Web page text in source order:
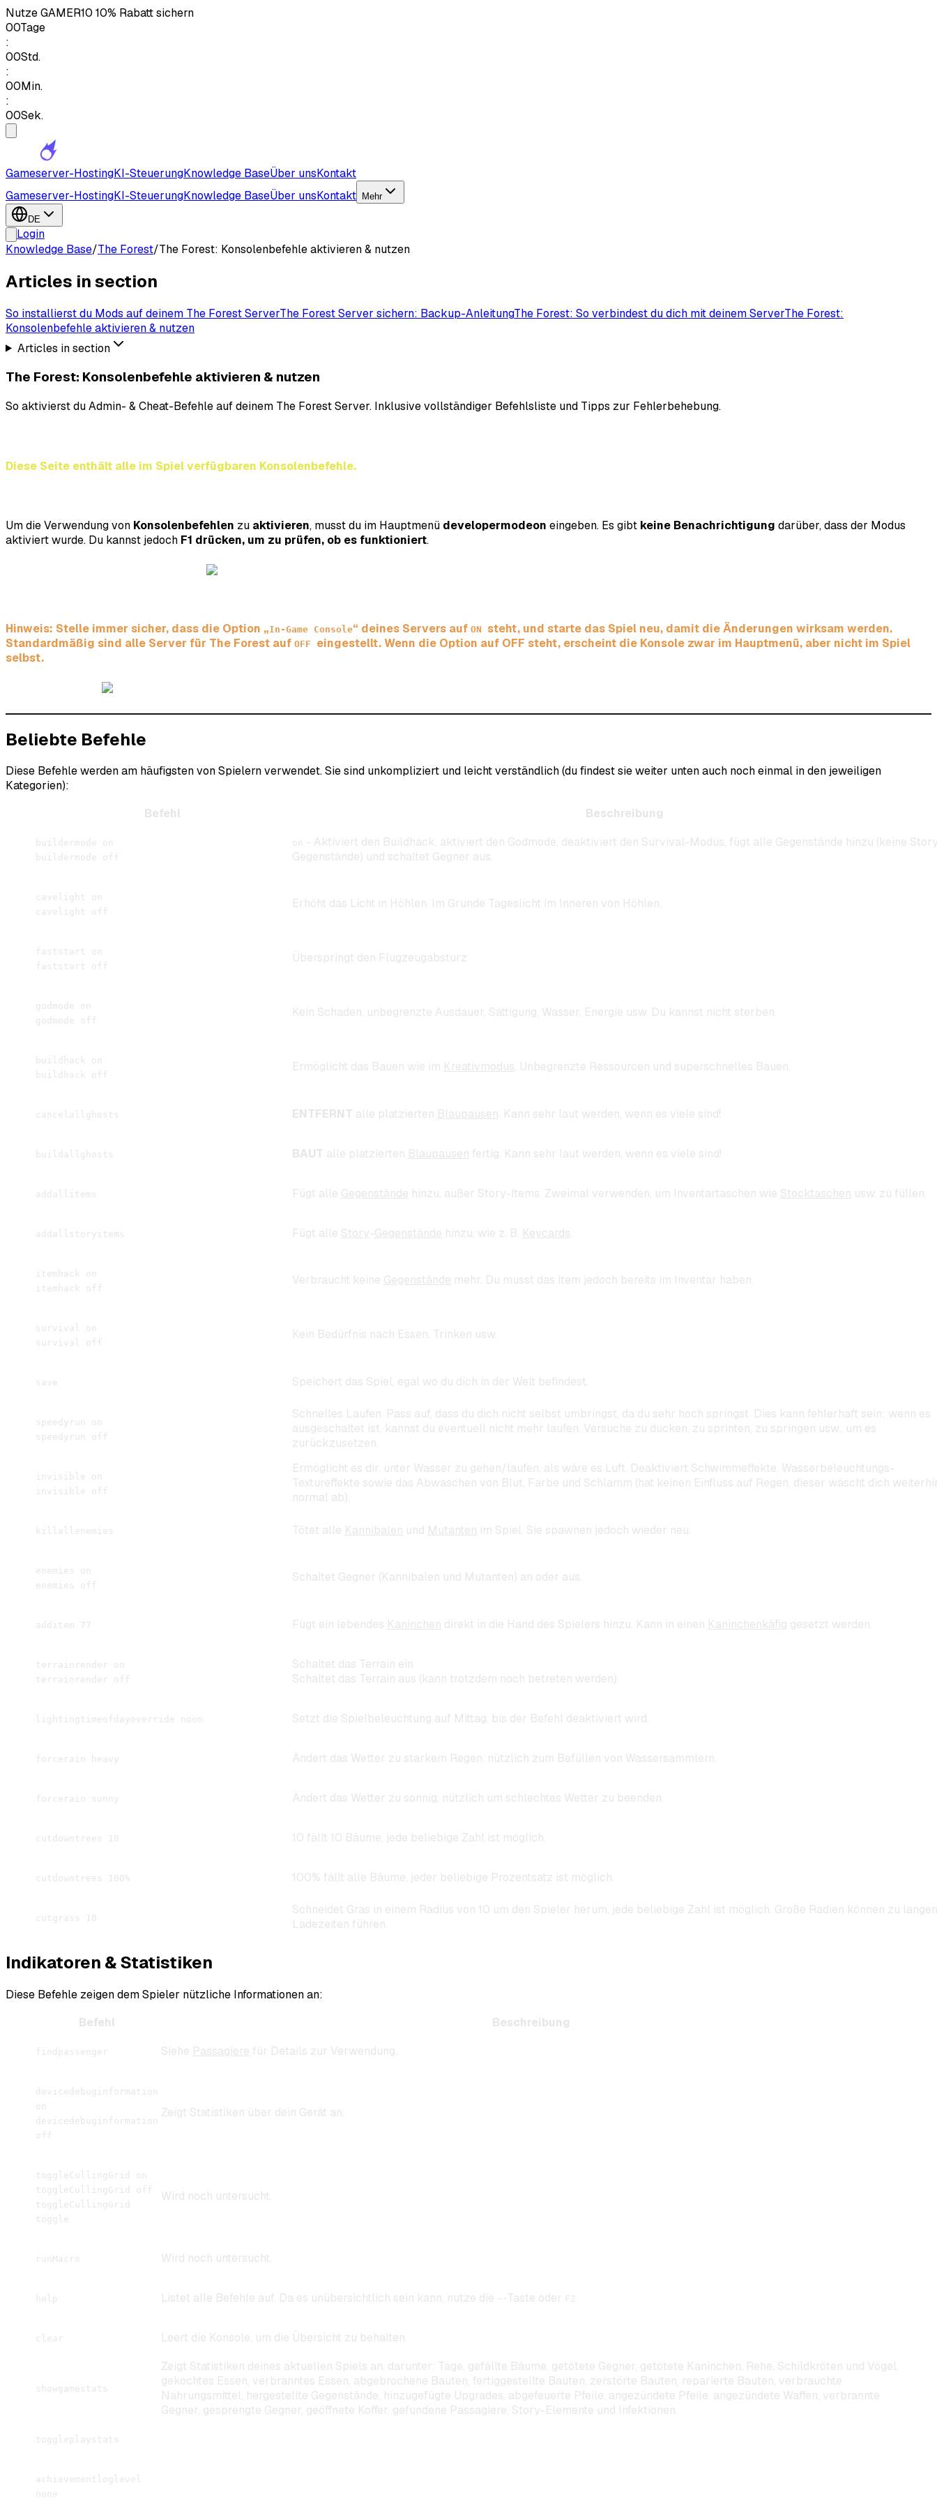
NutzeGAMER10 10% Rabatt sichern
00Tage
:
00Std.
:
00Min.
:
00Sek.
Gameserver-HostingKI-SteuerungKnowledge BaseÜber unsKontakt
Gameserver-HostingKI-SteuerungKnowledge BaseÜber unsKontakt Mehr
DE
Login
Knowledge Base/The Forest/The Forest: Konsolenbefehle aktivieren & nutzen
Articles in section
So installierst du Mods auf deinem The Forest ServerThe Forest Server sichern: Backup-AnleitungThe Forest: So verbindest du dich mit deinem ServerThe Forest:
Konsolenbefehle aktivieren & nutzen
Articles in section
The Forest: Konsolenbefehle aktivieren & nutzen
So aktivierst du Admin- & Cheat-Befehle auf deinem The Forest Server. Inklusive vollständiger Befehlsliste und Tipps zur Fehlerbehebung.
Diese Seite enthält alle im Spiel verfügbaren Konsolenbefehle.
Um die Verwendung von Konsolenbefehlen zu aktivieren, musst du im Hauptmenü developermodeon eingeben. Es gibt keine Benachrichtigung darüber, dass der Modus
aktiviert wurde. Du kannst jedoch F1 drücken, um zu prüfen, ob es funktioniert.
Hinweis: Stelle immer sicher, dass die Option „In-Game Console“ deines Servers auf ON steht, und starte das Spiel neu, damit die Änderungen wirksam werden.
Standardmäßig sind alle Server für The Forest auf OFF eingestellt. Wenn die Option auf OFF steht, erscheint die Konsole zwar im Hauptmenü, aber nicht im Spiel
selbst.
Beliebte Befehle
Diese Befehle werden am häufigsten von Spielern verwendet. Sie sind unkompliziert und leicht verständlich (du findest sie weiter unten auch noch einmal in den jeweiligen
Kategorien):
Befehl
Beschreibung
buildermode on
buildermode off
on - Aktiviert den Buildhack, aktiviert den Godmode, deaktiviert den Survival-Modus, fügt alle Gegenstände hinzu (keine
Gegenstände) und schaltet Gegner aus.
cavelight on
cavelight off
Erhöht das Licht in Höhlen. Im Grunde Tageslicht im Inneren von Höhlen.
faststart on
faststart off
Überspringt den Flugzeugabsturz
godmode on
godmode off
Kein Schaden, unbegrenzte Ausdauer, Sättigung, Wasser, Energie usw. Du kannst nicht sterben.
buildhack on
buildhack off
Ermöglicht das Bauen wie im Kreativmodus. Unbegrenzte Ressourcen und superschnelles Bauen.
cancelallghosts ENTFERNT alle platzierten Blaupausen. Kann sehr laut werden, wenn es viele sind!
buildallghosts BAUT alle platzierten Blaupausen fertig. Kann sehr laut werden, wenn es viele sind!
addallitems Fügt alle Gegenstände hinzu, außer Story-Items. Zweimal verwenden, um Inventartaschen wie Stocktaschen usw. zu füllen.
addallstoryitems Fügt alle Story-Gegenstände hinzu, wie z. B. Keycards.
itemhack on
itemhack off
Verbraucht keine Gegenstände mehr. Du musst das Item jedoch bereits im Inventar haben.
survival on
survival off
Kein Bedürfnis nach Essen, Trinken usw.
save Speichert das Spiel, egal wo du dich in der Welt befindest.
speedyrun on
speedyrun off
Schnelles Laufen. Pass auf, dass du dich nicht selbst umbringst, da du sehr hoch springst. Dies kann fehlerhaft sein; wenn es
ausgeschaltet ist, kannst du eventuell nicht mehr laufen. Versuche zu ducken, zu sprinten, zu springen usw., um es
zurückzusetzen.
invisible on
invisible off
Ermöglicht es dir, unter Wasser zu gehen/laufen, als wäre es Luft. Deaktiviert Schwimmeffekte, Wasserbeleuchtungs-
Textureffekte sowie das Abwaschen von Blut, Farbe und Schlamm (hat keinen Einfluss auf Regen, dieser wäscht dich
normal ab).
killallenemies Tötet alle Kannibalen und Mutanten im Spiel. Sie spawnen jedoch wieder neu.
enemies on
enemies off
Schaltet Gegner (Kannibalen und Mutanten) an oder aus.
additem 77 Fügt ein lebendes Kaninchen direkt in die Hand des Spielers hinzu. Kann in einen Kaninchenkäfig gesetzt werden.
terrainrender on
terrainrender off
Schaltet das Terrain ein
Schaltet das Terrain aus (kann trotzdem noch betreten werden)
lightingtimeofdayoverride noon Setzt die Spielbeleuchtung auf Mittag, bis der Befehl deaktiviert wird.
forcerain heavy Ändert das Wetter zu starkem Regen, nützlich zum Befüllen von Wassersammlern.
forcerain sunny Ändert das Wetter zu sonnig, nützlich um schlechtes Wetter zu beenden.
cutdowntrees 10 10 fällt 10 Bäume, jede beliebige Zahl ist möglich.
cutdowntrees 100% 100% fällt alle Bäume, jeder beliebige Prozentsatz ist möglich.
cutgrass 10
Schneidet Gras in einem Radius von 10 um den Spieler herum, jede beliebige Zahl ist möglich. Große Radien können zu langen
Ladezeiten führen.
Indikatoren & Statistiken
Diese Befehle zeigen dem Spieler nützliche Informationen an:
Befehl
Beschreibung
findpassenger Siehe Passagiere für Details zur Verwendung.
devicedebuginformation
on
devicedebuginformation
off
Zeigt Statistiken über dein Gerät an.
toggleCullingGrid on
toggleCullingGrid off
toggleCullingGrid
toggle
Wird noch untersucht.
runMacro Wird noch untersucht.
help Listet alle Befehle auf. Da es unübersichtlich sein kann, nutze die ~ -Taste oder F2 .
clear Leert die Konsole, um die Übersicht zu behalten.
showgamestats
Zeigt Statistiken deines aktuellen Spiels an, darunter: Tage, gefällte Bäume, getötete Gegner, getötete Kaninchen, Rehe, Schildkröten und Vögel,
gekochtes Essen, verbranntes Essen, abgebrochene Bauten, fertiggestellte Bauten, zerstörte Bauten, reparierte Bauten, verbrauchte
Nahrungsmittel, hergestellte Gegenstände, hinzugefügte Upgrades, abgefeuerte Pfeile, angezündete Pfeile, angezündete Waffen, verbrannte
Gegner, gesprengte Gegner, geöffnete Koffer, gefundene Passagiere, Story-Elemente und Infektionen.
toggleplaystats
achievementloglevel
none